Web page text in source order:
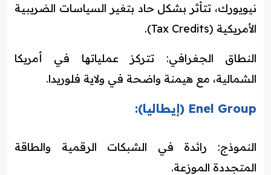
نيويورك، تتأثر بشكل حاد بتغير السياسات الضريبية
الأمريكية (Tax Credits).
النطاق الجغرافي: تتركز عملياتها في أمريكا
الشمالية، مع هيمنة واضحة في ولاية فلوريدا.
Enel Group (إيطاليا):
النموذج: رائدة في الشبكات الرقمية والطاقة
المتجددة الموزعة.